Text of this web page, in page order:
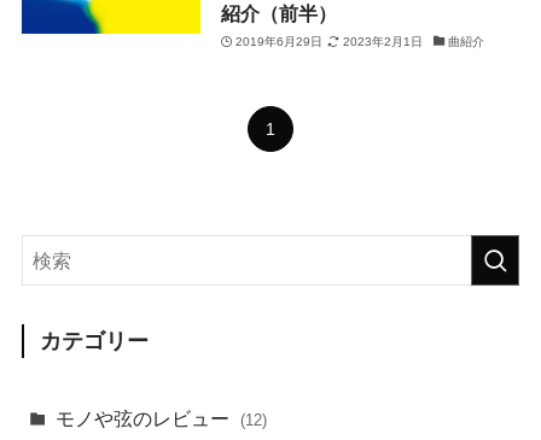
紹介（前半）
2019年6月29日 2023年2月1日 曲紹介
1
カテゴリー
モノや弦のレビュー (12)